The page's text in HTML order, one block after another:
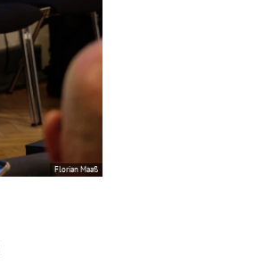
Florian Maaß